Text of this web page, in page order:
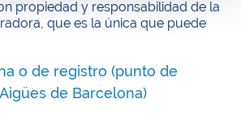
propiedad y responsabilidad de la
que es la única que puede
o de registro (punto de
de Barcelona)